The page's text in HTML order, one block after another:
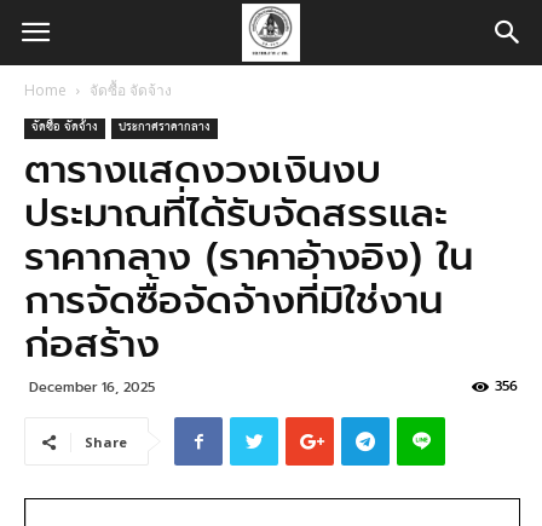
Home จัดซื้อ จัดจ้าง
จัดซื้อ จัดจ้าง ประกาศราคากลาง
ตารางแสดงวงเงินงบ
ประมาณที่ได้รับจัดสรรและ
ราคากลาง (ราคาอ้างอิง) ใน
การจัดซื้อจัดจ้างที่มิใช่งาน
ก่อสร้าง
December 16, 2025 356
Share